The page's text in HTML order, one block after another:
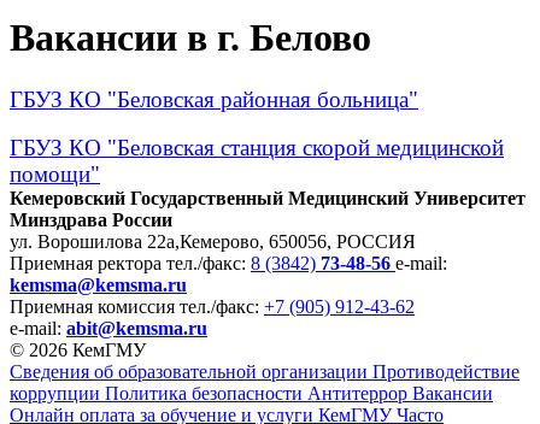
Вакансии в г. Белово
ГБУЗ КО "Беловская районная больница"
ГБУЗ КО "Беловская станция скорой медицинской
помощи"
Кемеровский Государственный Медицинский Университет
Минздрава России
ул. Ворошилова 22а,Кемерово, 650056, РОССИЯ
Приемная ректора тел./факс: 8 (3842) 73-48-56 e-mail:
kemsma@kemsma.ru
Приемная комиссия тел./факс: +7 (905) 912-43-62
e-mail: abit@kemsma.ru
© 2026 КемГМУ
Сведения об образовательной организации Противодействие
коррупции Политика безопасности Антитеррор Вакансии
Онлайн оплата за обучение и услуги КемГМУ Часто